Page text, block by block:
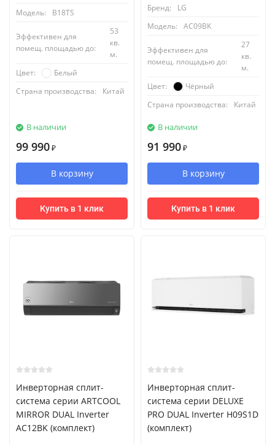
Модель:
B18TS
Эффективен для
помещ. площадью до:
53
кв.
м.
Цвет:
Белый
Страна производства:
Китай
В наличии
99 990 ₽
В корзину
Купить в 1 клик
Бренд:
LG
Модель:
AC09BK
Эффективен для
помещ. площадью до:
27
кв.
м.
Цвет:
Чёрный
Страна производства:
Китай
В наличии
91 990 ₽
В корзину
Купить в 1 клик
Инверторная сплит-
система серии ARTCOOL
MIRROR DUAL Inverter
AC12BK (комплект)
Инверторная сплит-
система серии DELUXE
PRO DUAL Inverter H09S1D
(комплект)